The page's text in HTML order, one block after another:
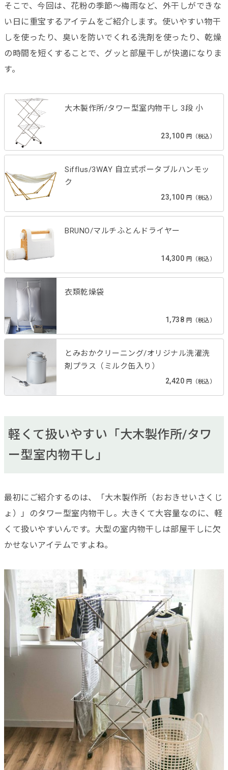
そこで、今回は、花粉の季節～梅雨など、外干しができな
い日に重宝するアイテムをご紹介します。使いやすい物干
しを使ったり、臭いを防いでくれる洗剤を使ったり、乾燥
の時間を短くすることで、グッと部屋干しが快適になりま
す。
大木製作所/タワー型室内物干し 3段 小
23,100 円（税込）
Sifflus/3WAY 自立式ポータブルハンモッ
ク
23,100 円（税込）
BRUNO/マルチふとんドライヤー
14,300 円（税込）
衣類乾燥袋
1,738 円（税込）
とみおかクリーニング/オリジナル洗濯洗
剤プラス（ミルク缶入り）
2,420 円（税込）
軽くて扱いやすい「大木製作所/タワ
ー型室内物干し」
最初にご紹介するのは、「大木製作所（おおきせいさくじ
ょ）」のタワー型室内物干し。大きくて大容量なのに、軽
くて扱いやすいんです。大型の室内物干しは部屋干しに欠
かせないアイテムですよね。